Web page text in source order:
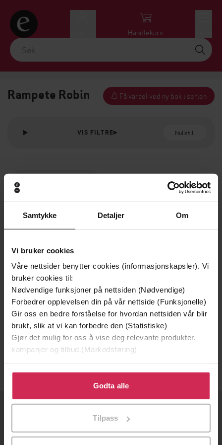
Samtykke Detaljer Om
Vi bruker cookies
Våre nettsider benytter cookies (informasjonskapsler). Vi
bruker cookies til:
Nødvendige funksjoner på nettsiden (Nødvendige)
Forbedrer opplevelsen din på vår nettside (Funksjonelle)
Gir oss en bedre forståelse for hvordan nettsiden vår blir
brukt, slik at vi kan forbedre den (Statistiske)
Gjør det mulig for oss å vise deg relevante produkter,
kampanjer og tilbud (Markedsføring)
Klikk på «Godta alle» for å gi oss ditt samtykke til å
bruke cookies for alle disse formålene. Du kan også
tilpasse ditt samtykke til spesifikke formål ved å klikke
Godta alle
Tilpass
Handlekurv
Rampete Robin Få varsel ved ny bok i serien
VIS FILTRE Nullstill
199,-
Rampete Robin suser av gårde
Francesca Simon
LYDBOK
Om Ebok.no